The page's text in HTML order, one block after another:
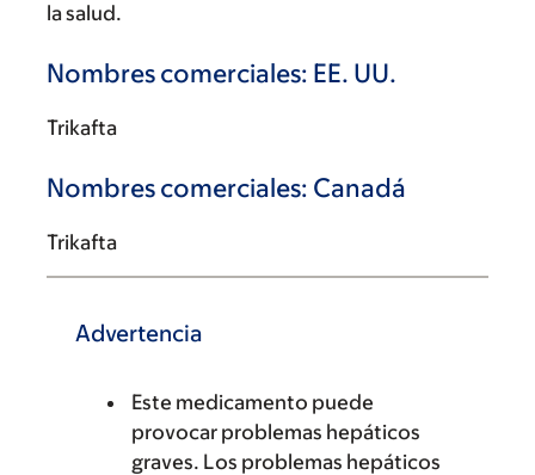
la salud.
Nombres comerciales: EE. UU.
Trikafta
Nombres comerciales: Canadá
Trikafta
Advertencia
Este medicamento puede
provocar problemas hepáticos
graves. Los problemas hepáticos